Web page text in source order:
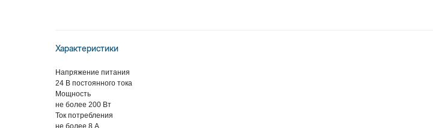
Характеристики
Напряжение питания
24 В постоянного тока
Мощность
не более 200 Вт
Ток потребления
не более 8 А